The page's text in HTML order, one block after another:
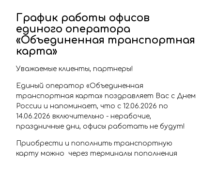
График работы офисов
единого оператора
«Объединенная транспортная
карта»
Уважаемые клиенты, партнеры!
Единый оператор «Объединенная
транспортная карта» поздравляет Вас с Днем
России и напоминает, что с 12.06.2026 по
14.06.2026 включительно - нерабочие,
праздничные дни, офисы работать не будут!
Приобрести и пополнить транспортную
карту можно через терминалы пополнения